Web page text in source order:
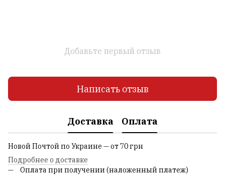
Добавьте первый отзыв
Написать отзыв
Доставка Оплата
Новой Почтой по Украине — от 70 грн
Подробнее о доставке
Оплата при получении (наложенный платеж)